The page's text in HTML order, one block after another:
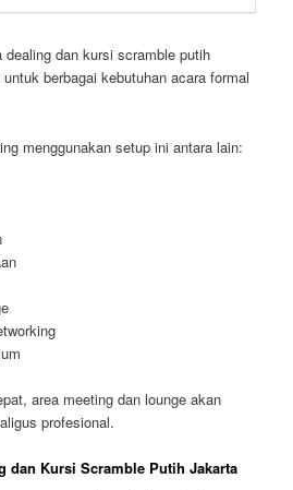
dan kursi scramble putih
berbagai kebutuhan acara formal
menggunakan setup ini antara lain:
area meeting dan lounge akan
profesional.
dan Kursi Scramble Putih Jakarta